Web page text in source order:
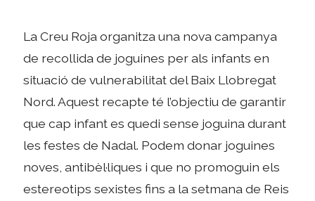
La Creu Roja organitza una nova campanya
de recollida de joguines per als infants en
situació de vulnerabilitat del Baix Llobregat
Nord. Aquest recapte té l’objectiu de garantir
que cap infant es quedi sense joguina durant
les festes de Nadal. Podem donar joguines
noves, antibèl·liques i que no promoguin els
estereotips sexistes fins a la setmana de Reis